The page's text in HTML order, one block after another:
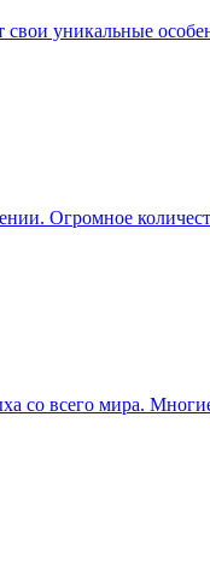
уникальные
Огромное
со всего мира.